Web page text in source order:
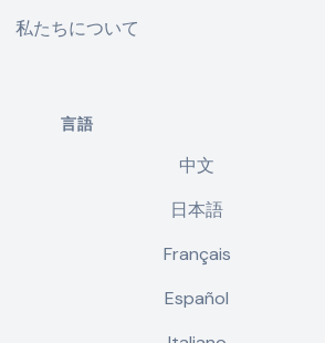
私たちについて
言語
中文
日本語
Français
Español